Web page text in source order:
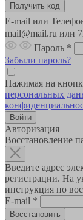
E-mail или
mail@mail.ru
Пароль *
Забыли пароль?
Нажимая на
персональных
Авторизация
Восстановление
Введите адрес
регистрации. На
инструкция по
E-mail *